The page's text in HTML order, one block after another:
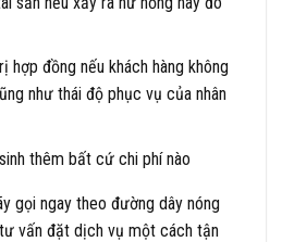
hợp đồng nếu khách hàng không
như thái độ phục vụ của nhân
thêm bất cứ chi phí nào
gọi ngay theo đường dây nóng
vấn đặt dịch vụ một cách tận